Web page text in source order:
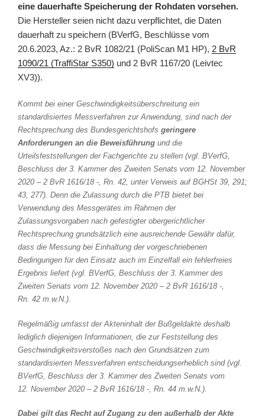
eine dauerhafte Speicherung der Rohdaten vorsehen.
Die Hersteller seien nicht dazu verpflichtet, die Daten
dauerhaft zu speichern (BVerfG, Beschlüsse vom
20.6.2023, Az.: 2 BvR 1082/21 (PoliScan M1 HP), 2 BvR
1090/21 (TraffiStar S350) und 2 BvR 1167/20 (Leivtec
XV3)).
Kommt bei einer Geschwindigkeitsüberschreitung ein
standardisiertes Messverfahren zur Anwendung, sind nach der
Rechtsprechung des Bundesgerichtshofs geringere
Anforderungen an die Beweisführung und die
Urteilsfeststellungen der Fachgerichte zu stellen (vgl. BVerfG,
Beschluss der 3. Kammer des Zweiten Senats vom 12. November
2020 – 2 BvR 1616/18 -, Rn. 42, unter Verweis auf BGHSt 39, 291;
43, 277). Denn die Zulassung durch die PTB bietet bei
Verwendung des Messgerätes im Rahmen der
Zulassungsvorgaben nach gefestigter obergerichtlicher
Rechtsprechung grundsätzlich eine ausreichende Gewähr dafür,
dass die Messung bei Einhaltung der vorgeschriebenen
Bedingungen für den Einsatz auch im Einzelfall ein fehlerfreies
Ergebnis liefert (vgl. BVerfG, Beschluss der 3. Kammer des
Zweiten Senats vom 12. November 2020 – 2 BvR 1616/18 -,
Rn. 42 m.w.N.).
Regelmäßig umfasst der Akteninhalt der Bußgeldakte deshalb
lediglich diejenigen Informationen, die zur Feststellung des
Geschwindigkeitsverstoßes nach den Grundsätzen zum
standardisierten Messverfahren entscheidungserheblich sind (vgl.
BVerfG, Beschluss der 3. Kammer des Zweiten Senats vom
12. November 2020 – 2 BvR 1616/18 -, Rn. 44 m.w.N.).
Dabei gilt das Recht auf Zugang zu den außerhalb der Akte